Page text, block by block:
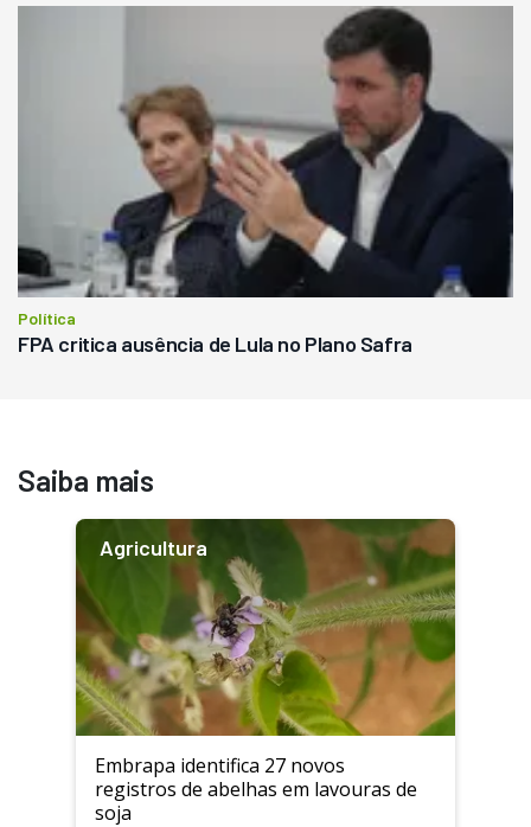
Política
FPA critica ausência de Lula no Plano Safra
Saiba mais
Agricultura
Embrapa identifica 27 novos
registros de abelhas em lavouras de
soja